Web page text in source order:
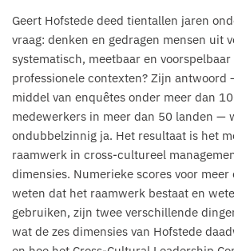
Geert Hofstede deed tientallen jaren
vraag: denken en gedragen mensen uit
systematisch, meetbaar en
professionele contexten? Zijn
middel van enquêtes onder meer dan
medewerkers in meer dan 50 landen —
ondubbelzinnig ja. Het resultaat is het
raamwerk in cross-cultureel
dimensies. Numerieke scores voor
weten dat het raamwerk bestaat en
gebruiken, zijn twee verschillende
wat de zes dimensies van Hofstede